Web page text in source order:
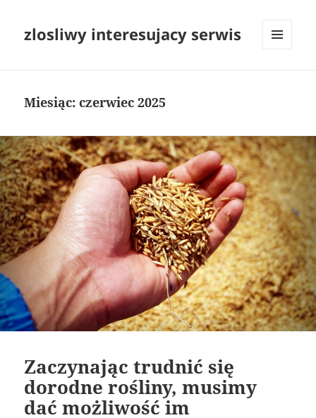
zlosliwy interesujacy serwis
Miesiąc:czerwiec 2025
Zaczynając trudnić się
dorodne rośliny, musimy
dać możliwość im